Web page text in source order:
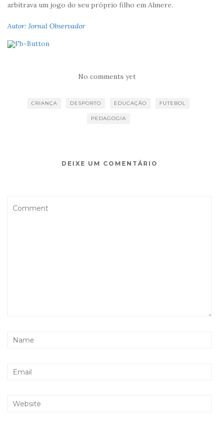
arbitrava um jogo do seu próprio filho em Almere.
Autor: Jornal Observador
No comments yet
CRIANÇA DESPORTO EDUCAÇÃO FUTEBOL
PEDAGOGIA
DEIXE UM COMENTÁRIO